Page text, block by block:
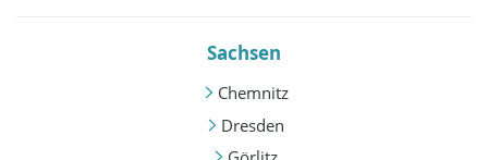
Sachsen
Chemnitz
Dresden